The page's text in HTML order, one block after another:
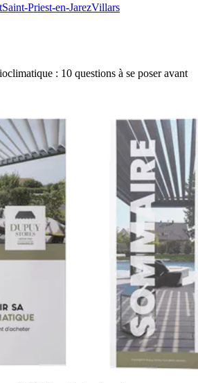
Saint-Priest-en-JarezVillars
: 10 questions à se poser avant